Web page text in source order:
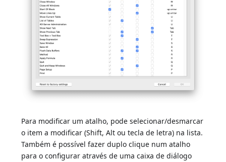
Para modificar um atalho, pode selecionar/desmarcar
o item a modificar (Shift, Alt ou tecla de letra) na lista.
Também é possível fazer duplo clique num atalho
para o configurar através de uma caixa de diálogo